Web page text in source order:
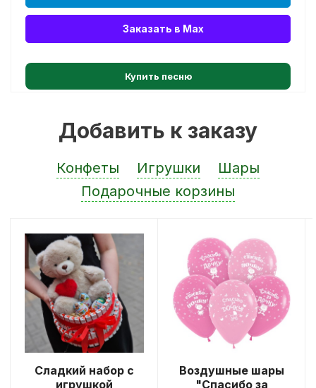
Заказать в Max
Купить песню
Добавить к заказу
Конфеты Игрушки
Шары
Подарочные корзины
Сладкий набор с
игрушкой
Воздушные шары
"Спасибо за